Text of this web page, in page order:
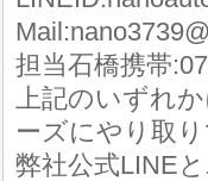
担当石橋携帯
上記のいずれ
ーズにやり取
弊社公式LINE